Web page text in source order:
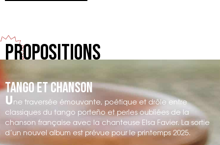
https://www.flaneriesreims.com/evenements/
Propositions
Tango et chanson
U ne traversée émouvante, poétique et drôle entre
classiques du tango porteño et perles oubliées de la
chanson française avec la chanteuse Elsa Favier. La sortie
d’un nouvel album est prévue pour le printemps 2025.